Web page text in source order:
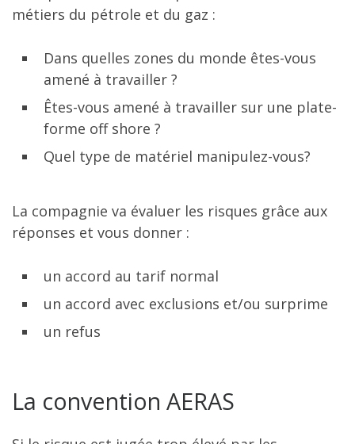
métiers du pétrole et du gaz :
Dans quelles zones du monde êtes-vous
amené à travailler ?
Êtes-vous amené à travailler sur une plate-
forme off shore ?
Quel type de matériel manipulez-vous?
La compagnie va évaluer les risques grâce aux
réponses et vous donner :
un accord au tarif normal
un accord avec exclusions et/ou surprime
un refus
La convention AERAS